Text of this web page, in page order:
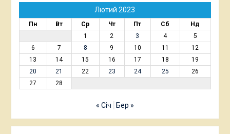
Лютий 2023
Пн Вт Ср Чт Пт Сб
Нд
1
2 3 4
5
6
7 8 9 10 11
12
13
14 15 16 17 18
19
20
21 22 23 24 25
26
27
28
« Січ Бер »